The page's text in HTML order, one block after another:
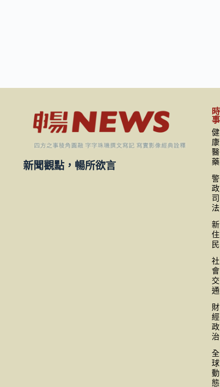
新聞觀點，暢所欲言
時
事
健
康
醫
藥
警
政
司
法
新
住
民
社
會
交
通
財
經
政
治
全
球
動
態